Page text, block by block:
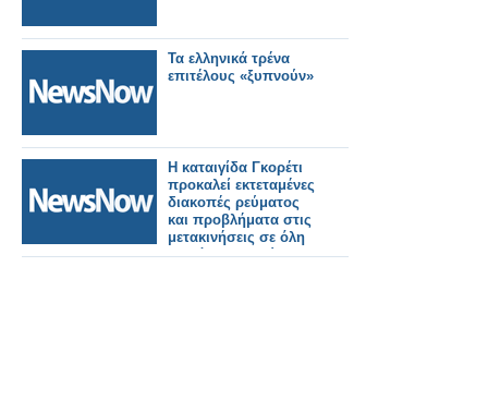
Τα ελληνικά τρένα
επιτέλους «ξυπνούν»
Η καταιγίδα Γκορέτι
προκαλεί εκτεταμένες
διακοπές ρεύματος
και προβλήματα στις
μετακινήσεις σε όλη
τη Βόρεια Ευρώπη